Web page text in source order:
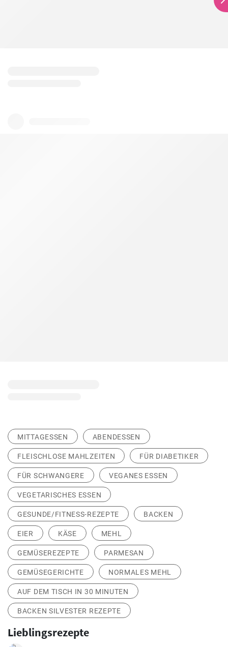
MITTAGESSEN ABENDESSEN
FLEISCHLOSE MAHLZEITEN FÜR DIABETIKER
FÜR SCHWANGERE VEGANES ESSEN
VEGETARISCHES ESSEN
GESUNDE/FITNESS-REZEPTE BACKEN
EIER KÄSE MEHL
GEMÜSEREZEPTE PARMESAN
GEMÜSEGERICHTE NORMALES MEHL
AUF DEM TISCH IN 30 MINUTEN
BACKEN SILVESTER REZEPTE
Lieblingsrezepte